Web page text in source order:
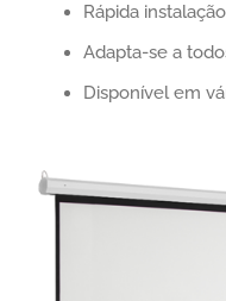
Rápida instalação
Adapta-se a
Disponível em